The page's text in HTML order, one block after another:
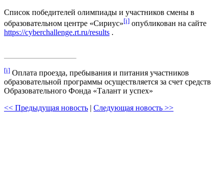
Список победителей олимпиады и участников смены в
образовательном центре «Сириус»[i] опубликован на сайте
https://cyberchallenge.rt.ru/results .
[i] Оплата проезда, пребывания и питания участников
образовательной программы осуществляется за счет средств
Образовательного Фонда «Талант и успех»
<< Предыдущая новость | Следующая новость >>